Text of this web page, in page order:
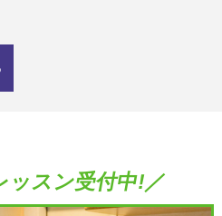
ッスン受付中!／